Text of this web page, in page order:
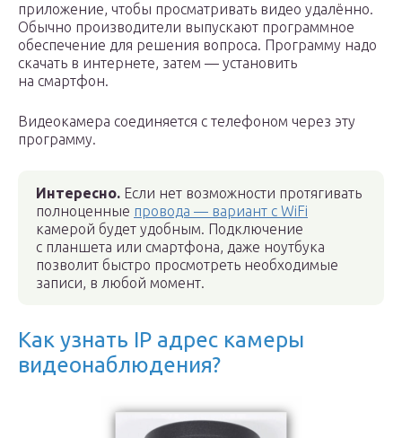
приложение, чтобы просматривать видео удалённо.
Обычно производители выпускают программное
обеспечение для решения вопроса. Программу надо
скачать в интернете, затем — установить
на смартфон.
Видеокамера соединяется с телефоном через эту
программу.
Интересно. Если нет возможности протягивать
полноценные провода — вариант с WiFi
камерой будет удобным. Подключение
с планшета или смартфона, даже ноутбука
позволит быстро просмотреть необходимые
записи, в любой момент.
Как узнать IP адрес камеры
видеонаблюдения?